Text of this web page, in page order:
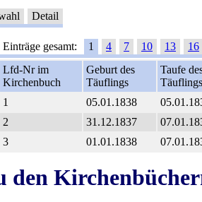
Detail
gesamt: 1 4 7 10 13
16
Lfd-Nr im
Kirchenbuch
Geburt des
Täuflings
Taufe
Täuflings
1 05.01.1838
2 31.12.1837
3 01.01.1838
den